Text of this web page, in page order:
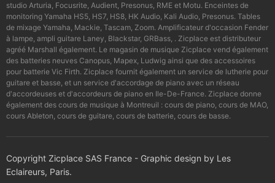
studio Arturia, Focusrite, Audient, Presonus, RME et Motu. Enceintes de
monitoring Yamaha HS5, HS7, HS8, HK Audio, Kali Audio, Presonus. Tables
de mixage Yamaha, Mackie, Tascam, Zoom. Amplificateur d'occasion Fender
à lampe, ampli guitare Laney, Blackstar, GRBass, . Zicplace est distributeur
agréé Marshall également. Le magasin de musique Zicplace vend également
des batteries neuves Canopus, Mapex, Ludwig ainsi que des accessoires
pour batterie Vic Firth. Zicplace fournit également un service de lutherie pour
guitare et basse, et un service d'accordage de piano avec un réseau
d'accordeuses et d'accordeurs de piano en Ile-De-France. Zicplace donne
également des cours de musique à Montreuil : cours de piano, cours de MAO,
cours Ableton, cours de guitare, cours de batterie, cours de basse.
Copyright Zicplace SAS France - Graphic design by Les
Eclaireurs, Paris.